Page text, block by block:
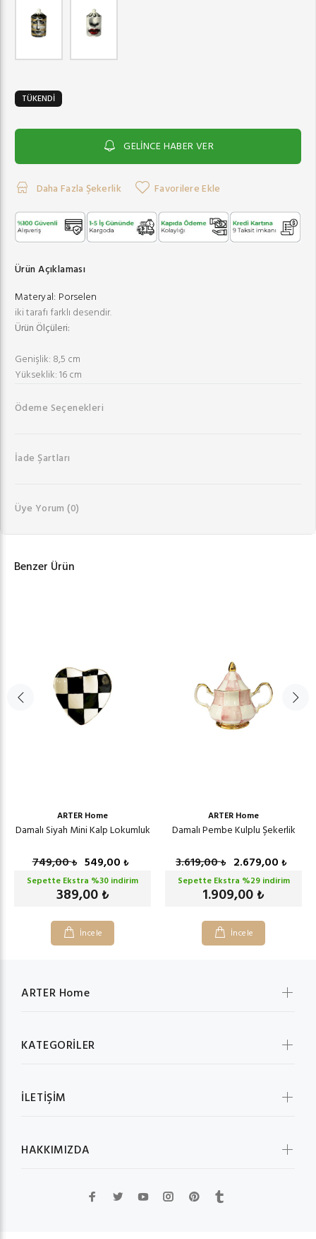
TÜKENDİ
GELİNCE HABER VER
Daha Fazla Şekerlik Favorilere Ekle
Ürün Açıklaması
Materyal: Porselen
iki tarafı farklı desendir.
Ürün Ölçüleri:
Genişlik: 8,5 cm
Yükseklik: 16 cm
Ödeme Seçenekleri
İade Şartları
Üye Yorum(0)
Benzer Ürün
ARTER Home
Damalı Siyah Mini Kalp Lokumluk
749,00₺ 549,00 ₺
Sepette Ekstra %30 indirim
389,00 ₺
İncele
ARTER Home
Damalı Pembe Kulplu Şekerlik
3.619,00₺ 2.679,00 ₺
Sepette Ekstra %29indirim
1.909,00 ₺
İncele
ARTER Home
KATEGORİLER
İLETİŞİM
HAKKIMIZDA